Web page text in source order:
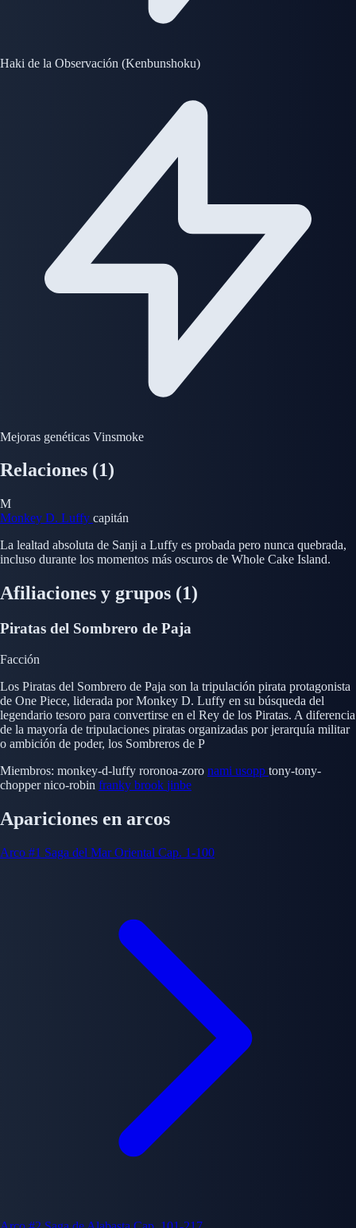
Haki de la Observación (Kenbunshoku)
Mejoras genéticas Vinsmoke
Relaciones (1)
M
Monkey D. Luffy capitán
La lealtad absoluta de Sanji a Luffy es probada pero nunca quebrada,
incluso durante los momentos más oscuros de Whole Cake Island.
Afiliaciones y grupos (1)
Piratas del Sombrero de Paja
Facción
Los Piratas del Sombrero de Paja son la tripulación pirata protagonista
de One Piece, liderada por Monkey D. Luffy en su búsqueda del
legendario tesoro para convertirse en el Rey de los Piratas. A diferencia
de la mayoría de tripulaciones piratas organizadas por jerarquía militar
o ambición de poder, los Sombreros de P
Miembros: monkey-d-luffy roronoa-zoro nami usopp tony-tony-
choppernico-robin franky brook jinbe
Apariciones en arcos
Arco #1 Saga del Mar Oriental Cap. 1-100